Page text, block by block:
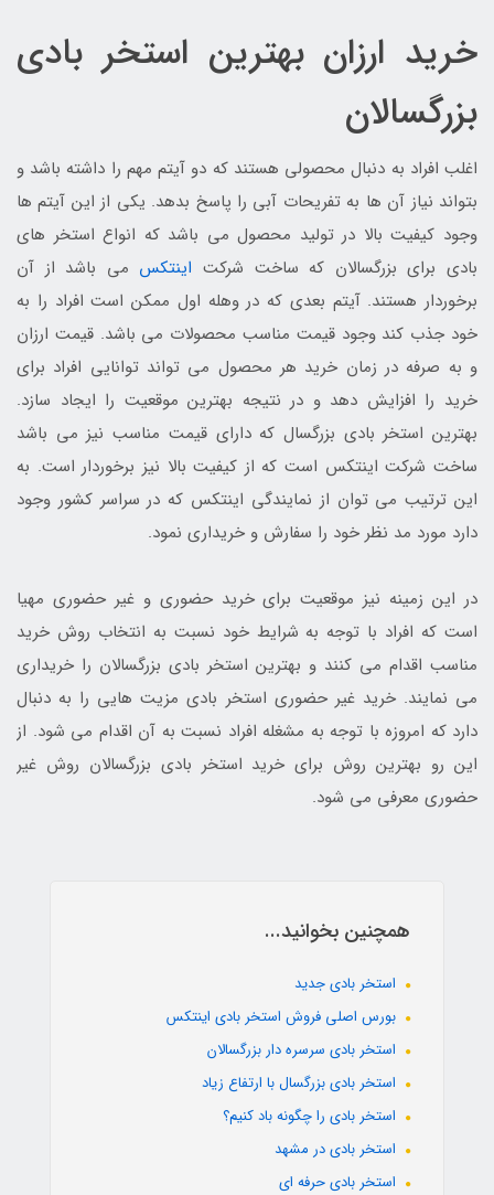
خرید ارزان بهترین استخر بادی
بزرگسالان
اغلب افراد به دنبال محصولی هستند که دو آیتم مهم را داشته باشد و
بتواند نیاز آن ها به تفریحات آبی را پاسخ بدهد. یکی از این آیتم ها
وجود کیفیت بالا در تولید محصول می باشد که انواع استخر های
بادی برای بزرگسالان که ساخت شرکت اینتکس می باشد از آن
برخوردار هستند. آیتم بعدی که در وهله اول ممکن است افراد را به
خود جذب کند وجود قیمت مناسب محصولات می باشد. قیمت ارزان
و به صرفه در زمان خرید هر محصول می تواند توانایی افراد برای
خرید را افزایش دهد و در نتیجه بهترین موقعیت را ایجاد سازد.
بهترین استخر بادی بزرگسال که دارای قیمت مناسب نیز می باشد
ساخت شرکت اینتکس است که از کیفیت بالا نیز برخوردار است. به
این ترتیب می توان از نمایندگی اینتکس که در سراسر کشور وجود
دارد مورد مد نظر خود را سفارش و خریداری نمود.
در این زمینه نیز موقعیت برای خرید حضوری و غیر حضوری مهیا
است که افراد با توجه به شرایط خود نسبت به انتخاب روش خرید
مناسب اقدام می کنند و بهترین استخر بادی بزرگسالان را خریداری
می نمایند. خرید غیر حضوری استخر بادی مزیت هایی را به دنبال
دارد که امروزه با توجه به مشغله افراد نسبت به آن اقدام می شود. از
این رو بهترین روش برای خرید استخر بادی بزرگسالان روش غیر
حضوری معرفی می شود.
همچنین بخوانید...
استخر بادی جدید
بورس اصلی فروش استخر بادی اینتکس
استخر بادی سرسره دار بزرگسالان
استخر بادی بزرگسال با ارتفاع زیاد
استخر بادی را چگونه باد کنیم؟
استخر بادی در مشهد
استخر بادی حرفه ای